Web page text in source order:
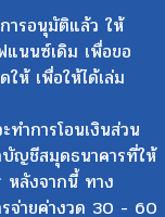
ารอนุมัติแล้ว ให้
แนนซ์เดิม เพื่อขอ
เพื่อให้ได้เล่ม
ำการโอนเงินส่วน
บัญชีสมุดธนาคารที่ให้
หลังจากนี้ ทาง
จ่ายค่างวด 30 - 60